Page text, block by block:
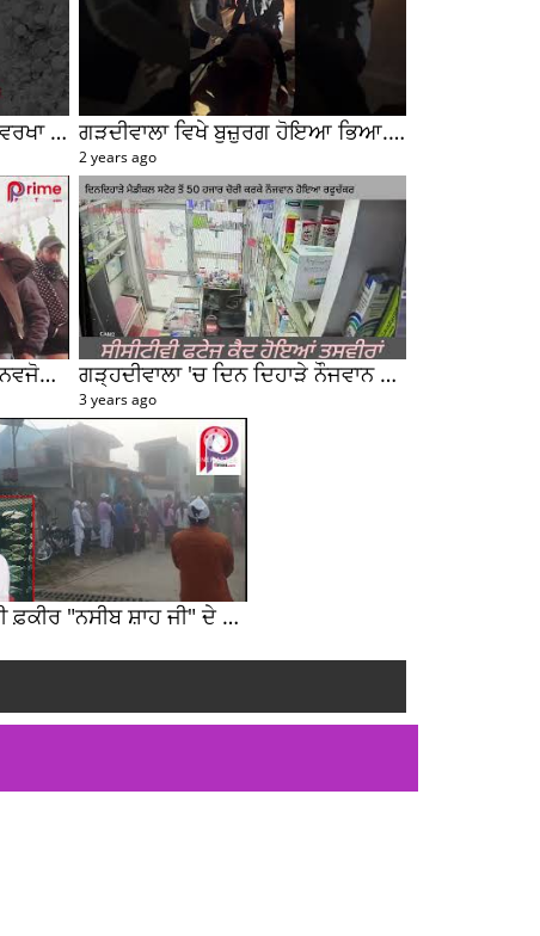
ਗੜ੍ਹਦੀਵਾਲਾ ਇਲਾਕੇ ਦੇ ਪਿੰਡਾਂ ਚ ਵਰਖਾ ਦੇ ਨਾਲ ਨਾਲ ਹੋਈ ਭਾਰੀ ਗੜੇਮਾਰੀ ਦੀਆਂ ਦੇਖੋ ਤਸਵੀਰਾਂ #garhdiwala #snow ਗੜਦੀਵਾਲਾ ਵਿਖੇ ਬੁਜ਼ੁਰਗ ਹੋਇਆ ਭਿਆ.ਨਕ ਹਾਦ ਸੇ ਦਾ ਸ਼ਿਕਾ ਰ , ਗੱਡੀ ਸਵਾਰ ਮੌਕੇ ਤੋ ਫਰਾਰ
2 years ago
ਹੁਸ਼ਿਆਰਪੁਰ ਰੈਲੀ ਦੌਰਾਨ ਕੀ ਬੋਲੇ ਨਵਜੋਤ ਸਿੰਘ ਸਿੱਧੂ ਤੁਸੀਂ ਵੀ ਸੁਣੋ.... ਗੜ੍ਹਦੀਵਾਲਾ 'ਚ ਦਿਨ ਦਿਹਾੜੇ ਨੌਜਵਾਨ ਮੈਡੀਕਲ ਸਟੋਰ ਚੋਂ 50 ਹਜ਼ਾਰ ਰੁਪਏ ਦੀ ਨਕਦੀ ਚੋਰੀ ਕਰਕੇ ਹੋਇਆ ਰਫੂਚੱਕਰ
3 years ago
ਮਹਾਨ ਸੂਫ਼ੀ ਫ਼ਕੀਰ "ਨਸੀਬ ਸ਼ਾਹ ਜੀ" ਦੇ 81 ਵੇਂ ਪ੍ਰਗਟ ਦਿਵਸ ਤੇ ਸੰਤ ਸਾਹਿਬ ਜੋਤ ਸਿੰਘ ਜੀ ਮਹਾਰਾਜ ਦੇ ਸੁਣੋ ਵਿਚਾਰ